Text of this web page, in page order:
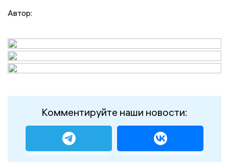
Автор:
Комментируйте наши новости: